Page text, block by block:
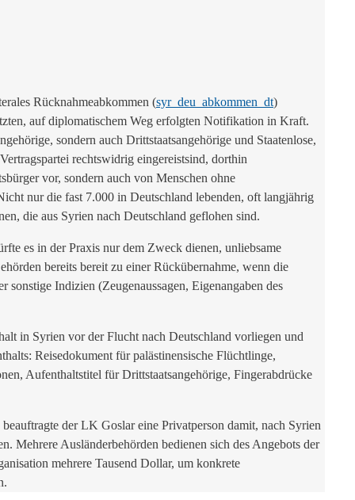
Rücknahmeabkommen (syr_deu_abkommen_dt)
auf diplomatischem Weg erfolgten Notifikation in Kraft.
sondern auch Drittstaatsangehörige und Staatenlose,
rechtswidrig eingereistsind, dorthin
vor, sondern auch von Menschen ohne
nur die fast 7.000 in Deutschland lebenden, oft langjährig
die aus Syrien nach Deutschland geflohen sind.
es in der Praxis nur dem Zweck dienen, unliebsame
bereits bereit zu einer Rückübernahme, wenn die
Indizien (Zeugenaussagen, Eigenangaben des
in Syrien vor der Flucht nach Deutschland vorliegen und
Reisedokument für palästinensische Flüchtlinge,
Aufenthaltstitel für Drittstaatsangehörige, Fingerabdrücke
der LK Goslar eine Privatperson damit, nach Syrien
Mehrere Ausländerbehörden bedienen sich des Angebots der
mehrere Tausend Dollar, um konkrete